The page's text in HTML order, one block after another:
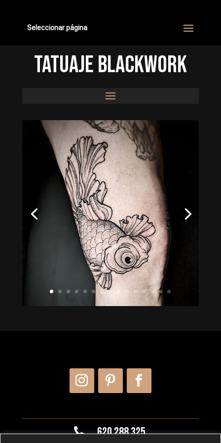
Seleccionar página
TATUAJE BLACKWORK
 620 288 325